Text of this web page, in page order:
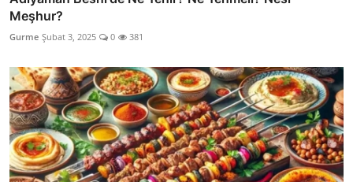
Meşhur?
Gurme Şubat 3, 2025 0 381